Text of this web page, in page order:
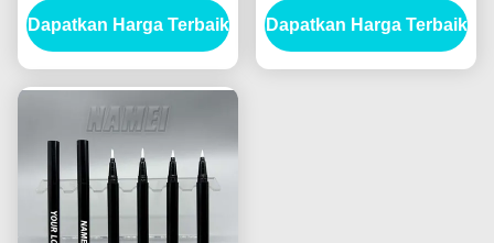
muda Custom tabung
eyeliner kosong
eyeliner packagi
Dapatkan Harga Terbaik
Murah Liquid Eyeliner
Pencil Tube
Dapatkan Harga Terbaik